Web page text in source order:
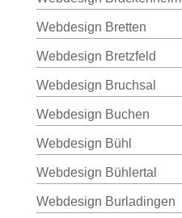
Webdesign Bretten
Webdesign Bretzfeld
Webdesign Bruchsal
Webdesign Buchen
Webdesign Bühl
Webdesign Bühlertal
Webdesign Burladingen